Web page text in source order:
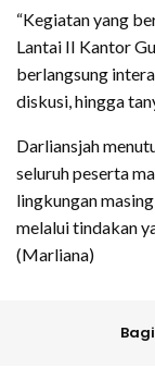
“Kegiatan yang
Lantai II Kantor
berlangsung
diskusi, hingga
Darliansjah
seluruh peserta
lingkungan
melalui tindakan
(Marliana)